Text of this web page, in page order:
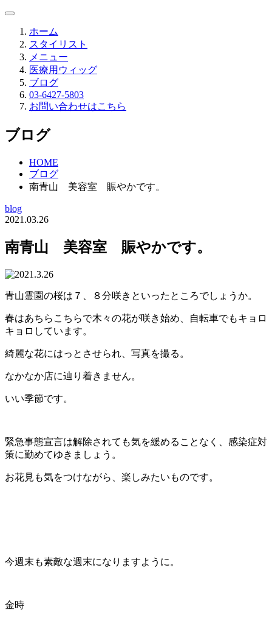
ホーム
スタイリスト
メニュー
医療用ウィッグ
ブログ
03-6427-5803
お問い合わせはこちら
ブログ
HOME
ブログ
南青山 美容室 賑やかです。
blog
2021.03.26
南青山 美容室 賑やかです。
青山霊園の桜は７、８分咲きといったところでしょうか。
春はあちらこちらで木々の花が咲き始め、自転車でもキョロ
キョロしています。
綺麗な花にはっとさせられ、写真を撮る。
なかなか店に辿り着きません。
いい季節です。
緊急事態宣言は解除されても気を緩めることなく、感染症対
策に勤めてゆきましょう。
お花見も気をつけながら、楽しみたいものです。
今週末も素敵な週末になりますように。
金時